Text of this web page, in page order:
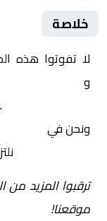
خلاصة
لا تفوتوا هذه
والأهلي – سيدات
ونحن في
ترقبوا المزيد من
موقعنا!